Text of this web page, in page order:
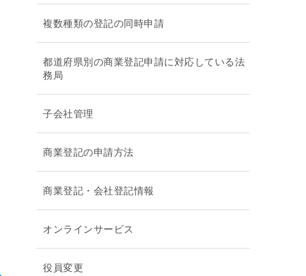
複数種類の登記の同時申請
都道府県別の商業登記申請に対応している法
務局
子会社管理
商業登記の申請方法
商業登記・会社登記情報
オンラインサービス
役員変更